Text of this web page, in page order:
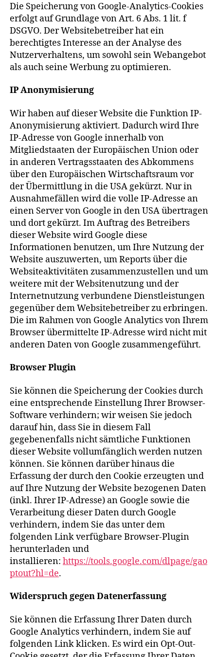
Die Speicherung von Google-Analytics-Cookies
erfolgt auf Grundlage von Art. 6 Abs. 1 lit. f
DSGVO. Der Websitebetreiber hat ein
berechtigtes Interesse an der Analyse des
Nutzerverhaltens, um sowohl sein Webangebot
als auch seine Werbung zu optimieren.
IP Anonymisierung
Wir haben auf dieser Website die Funktion IP-
Anonymisierung aktiviert. Dadurch wird Ihre
IP-Adresse von Google innerhalb von
Mitgliedstaaten der Europäischen Union oder
in anderen Vertragsstaaten des Abkommens
über den Europäischen Wirtschaftsraum vor
der Übermittlung in die USA gekürzt. Nur in
Ausnahmefällen wird die volle IP-Adresse an
einen Server von Google in den USA übertragen
und dort gekürzt. Im Auftrag des Betreibers
dieser Website wird Google diese
Informationen benutzen, um Ihre Nutzung der
Website auszuwerten, um Reports über die
Websiteaktivitäten zusammenzustellen und um
weitere mit der Websitenutzung und der
Internetnutzung verbundene Dienstleistungen
gegenüber dem Websitebetreiber zu erbringen.
Die im Rahmen von Google Analytics von Ihrem
Browser übermittelte IP-Adresse wird nicht mit
anderen Daten von Google zusammengeführt.
Browser Plugin
Sie können die Speicherung der Cookies durch
eine entsprechende Einstellung Ihrer Browser-
Software verhindern; wir weisen Sie jedoch
darauf hin, dass Sie in diesem Fall
gegebenenfalls nicht sämtliche Funktionen
dieser Website vollumfänglich werden nutzen
können. Sie können darüber hinaus die
Erfassung der durch den Cookie erzeugten und
auf Ihre Nutzung der Website bezogenen Daten
(inkl. Ihrer IP-Adresse) an Google sowie die
Verarbeitung dieser Daten durch Google
verhindern, indem Sie das unter dem
folgenden Link verfügbare Browser-Plugin
herunterladen und
installieren: https://tools.google.com/dlpage/gao
ptout?hl=de.
Widerspruch gegen Datenerfassung
Sie können die Erfassung Ihrer Daten durch
Google Analytics verhindern, indem Sie auf
folgenden Link klicken. Es wird ein Opt-Out-